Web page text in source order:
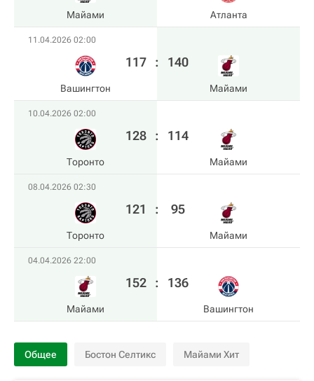
Майами Атланта
11.04.2026 02:00
Вашингтон
117 : 140
Майами
10.04.2026 02:00
Торонто
128 : 114
Майами
08.04.2026 02:30
Торонто
121 : 95
Майами
04.04.2026 22:00
Майами
152 : 136
Вашингтон
Общее Бостон Селтикс Майами Хит